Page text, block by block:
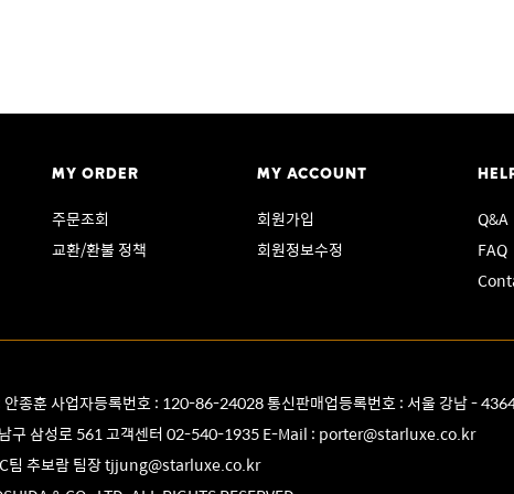
MY ORDER
주문조회
교환/환불 정책
MY ACCOUNT
회원가입
회원정보수정
Q&A
FAQ
안종훈 사업자등록번호 : 120-86-24028 통신판매업등록번호 : 서울 강남 -
구 삼성로 561 고객센터02-540-1935E-Mail : porter@starluxe.co.kr
팀 추보람 팀장tjjung@starluxe.co.kr